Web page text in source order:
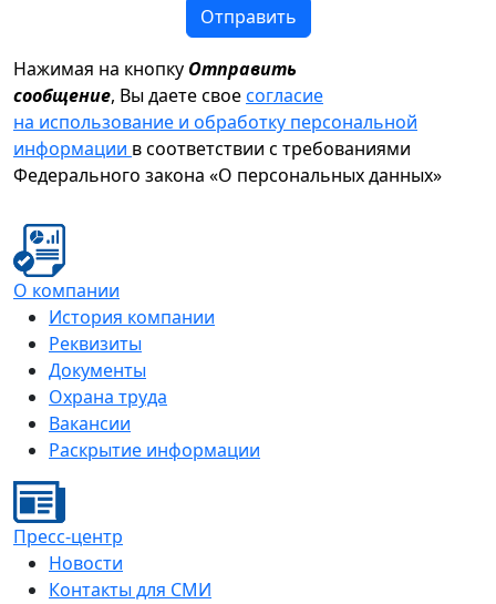
Отправить
Нажимая на кнопку Отправить
сообщение, Вы даете своесогласие
на использование и обработку персональной
информации в соответствии с требованиями
Федерального закона «О персональных данных»
О компании
История компании
Реквизиты
Документы
Охрана труда
Вакансии
Раскрытие информации
Пресс-центр
Новости
Контакты для СМИ